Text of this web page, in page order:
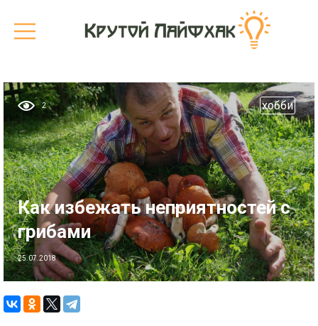
2 хобби
Как избежать неприятностей с
грибами
25.07.2018